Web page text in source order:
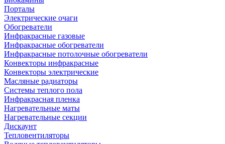
Порталы
Электрические очаги
Обогреватели
Инфракрасные газовые
Инфракрасные обогреватели
Инфракрасные потолочные обогреватели
Конвекторы инфракрасные
Конвекторы электрические
Масляные радиаторы
Системы теплого пола
Инфракрасная пленка
Нагревательные маты
Нагревательные секции
Дискаунт
Тепловентиляторы